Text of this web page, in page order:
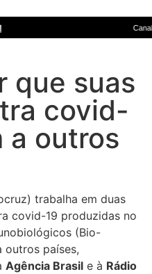
que suas
covid-
a outros
trabalha em duas
covid-19 produzidas no
(Bio-
outros países,
Agência Brasil e à Rádio